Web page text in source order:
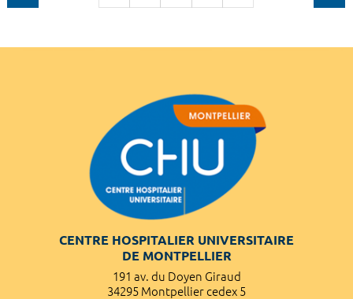
CENTRE HOSPITALIER UNIVERSITAIRE
DE MONTPELLIER
191 av. du Doyen Giraud
34295 Montpellier cedex 5